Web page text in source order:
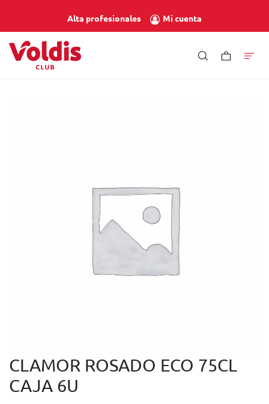
Alta profesionales Mi cuenta
CLAMOR ROSADO ECO 75CL
CAJA 6U